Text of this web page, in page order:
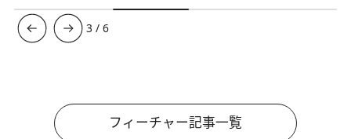
3 /6
フィーチャー記事一覧